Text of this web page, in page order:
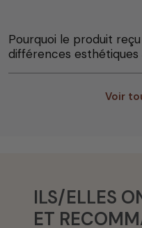
Pourquoi le produit
différences
Voir
ILS/ELLES
ET